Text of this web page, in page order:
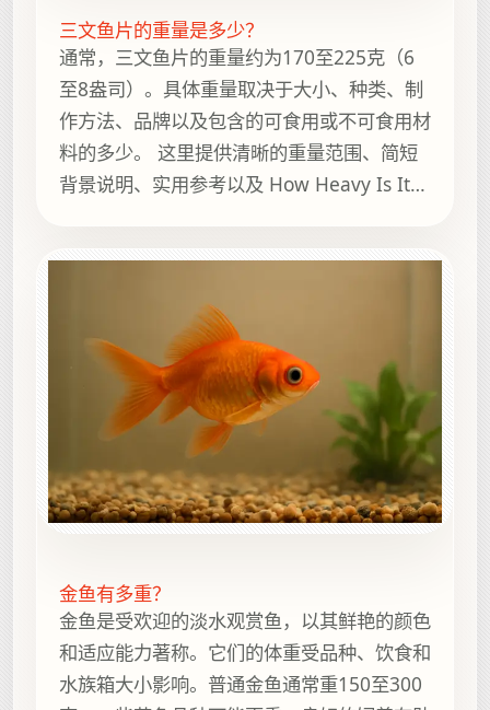
三文鱼片的重量是多少？
通常，三文鱼片的重量约为170至225克（6
至8盎司）。具体重量取决于大小、种类、制
作方法、品牌以及包含的可食用或不可食用材
料的多少。 这里提供清晰的重量范围、简短
背景说明、实用参考以及 How Heavy Is It
金鱼有多重？
金鱼是受欢迎的淡水观赏鱼，以其鲜艳的颜色
和适应能力著称。它们的体重受品种、饮食和
水族箱大小影响。普通金鱼通常重150至300